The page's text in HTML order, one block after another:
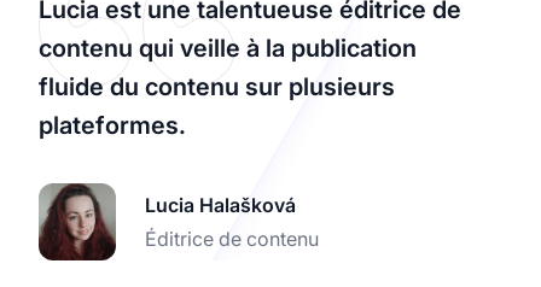
Lucia est une talentueuse éditrice de
contenu qui veille à la publication
fluide du contenu sur plusieurs
plateformes.
Lucia Halašková
Éditrice de contenu